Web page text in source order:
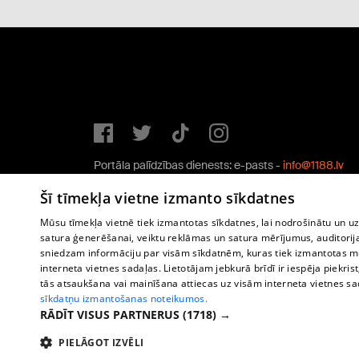
Portāla palīdzības dienests: e-pasts - info@1188.lv
Copyright © 2004-2026 SIA HELIO MEDIA.
Šī tīmekļa vietne izmanto sīkdatnes
Mūsu tīmekļa vietnē tiek izmantotas sīkdatnes, lai nodrošinātu un
satura ģenerēšanai, veiktu reklāmas un satura mērījumus,
sniedzam informāciju par visām sīkdatnēm, kuras tiek izmantotas
interneta vietnes sadaļas. Lietotājam jebkurā brīdī ir iespēja
tās atsaukšana vai mainīšana attiecas uz visām interneta vietnes
sīkdatņu izmantošanas noteikumos.
RĀDĪT VISUS PARTNERUS (1718) →
PIELĀGOT IZVĒLI